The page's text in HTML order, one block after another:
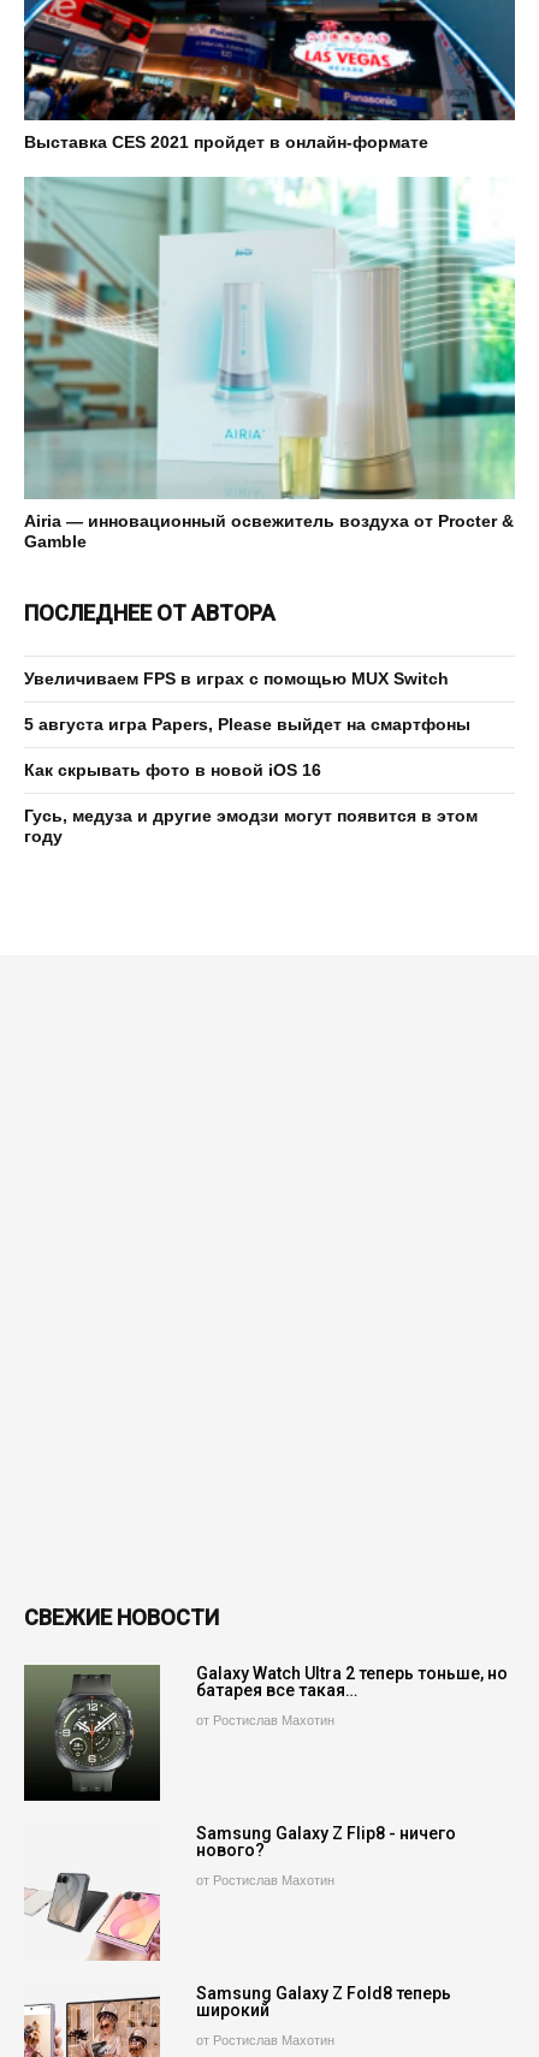
Выставка CES 2021 пройдет в онлайн-формате
Airia — инновационный освежитель воздуха от Procter &
Gamble
ПОСЛЕДНЕЕ ОТ АВТОРА
Увеличиваем FPS в играх с помощью MUX Switch
5 августа игра Papers, Please выйдет на смартфоны
Как скрывать фото в новой iOS 16
Гусь, медуза и другие эмодзи могут появится в этом
году
СВЕЖИЕ НОВОСТИ
Galaxy Watch Ultra 2 теперь тоньше, но
батарея все такая…
от Ростислав Махотин
Samsung Galaxy Z Flip8 - ничего
нового?
от Ростислав Махотин
Samsung Galaxy Z Fold8 теперь
широкий
от Ростислав Махотин